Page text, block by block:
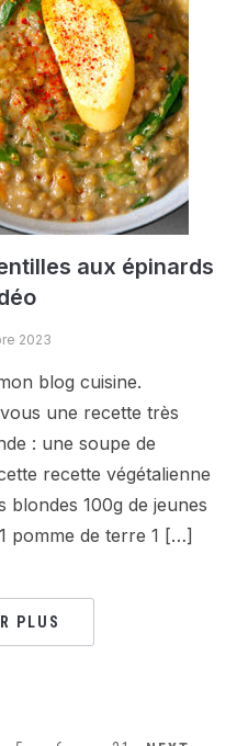
aux épinards
2023
blog cuisine.
une recette très
: une soupe de
recette végétalienne
blondes 100g de jeunes
pomme de terre 1 […]
PLUS